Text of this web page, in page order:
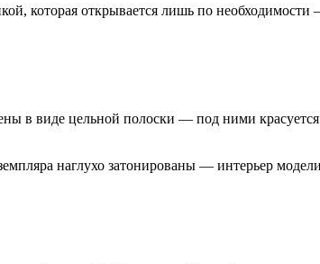
которая открывается лишь по
в виде цельной полоски — под ними
наглухо затонированы — интерьер модели